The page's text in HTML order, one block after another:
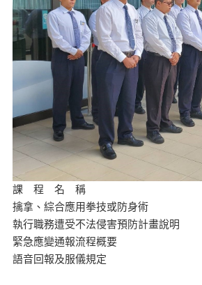
課 程 名 稱
擒拿、綜合應用拳技或防身術
執行職務遭受不法侵害預防計畫說明
緊急應變通報流程概要
語音回報及服儀規定